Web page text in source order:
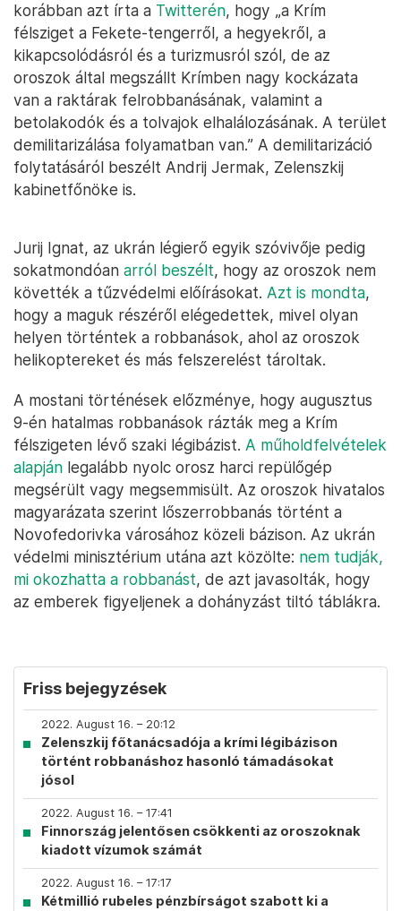
korábban azt írta a Twitterén, hogy „a Krím
félsziget a Fekete-tengerről, a hegyekről, a
kikapcsolódásról és a turizmusról szól, de az
oroszok által megszállt Krímben nagy kockázata
van a raktárak felrobbanásának, valamint a
betolakodók és a tolvajok elhalálozásának. A terület
demilitarizálása folyamatban van.” A demilitarizáció
folytatásáról beszélt Andrij Jermak, Zelenszkij
kabinetfőnöke is.
Jurij Ignat, az ukrán légierő egyik szóvivője pedig
sokatmondóan arról beszélt, hogy az oroszok nem
követték a tűzvédelmi előírásokat. Azt is mondta,
hogy a maguk részéről elégedettek, mivel olyan
helyen történtek a robbanások, ahol az oroszok
helikoptereket és más felszerelést tároltak.
A mostani történések előzménye, hogy augusztus
9-én hatalmas robbanások rázták meg a Krím
félszigeten lévő szaki légibázist. A műholdfelvételek
alapján legalább nyolc orosz harci repülőgép
megsérült vagy megsemmisült. Az oroszok hivatalos
magyarázata szerint lőszerrobbanás történt a
Novofedorivka városához közeli bázison. Az ukrán
védelmi minisztérium utána azt közölte: nem tudják,
mi okozhatta a robbanást, de azt javasolták, hogy
az emberek figyeljenek a dohányzást tiltó táblákra.
Friss bejegyzések
2022. August 16. – 20:12
Zelenszkij főtanácsadója a krími légibázison
történt robbanáshoz hasonló támadásokat
jósol
2022. August 16. – 17:41
Finnország jelentősen csökkenti az oroszoknak
kiadott vízumok számát
2022. August 16. – 17:17
Kétmillió rubeles pénzbírságot szabott ki a